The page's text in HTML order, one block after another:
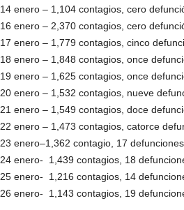
14 enero – 1,104 contagios, cero
16 enero – 2,370 contagios, cero
17 enero – 1,779 contagios, cinco
18 enero – 1,848 contagios, once
19 enero – 1,625 contagios, once
20 enero – 1,532 contagios, nueve
21 enero – 1,549 contagios, doce
22 enero – 1,473 contagios, catorce
23 enero–1,362 contagio, 17 defunciones
24 enero- 1,439 contagios, 18
25 enero- 1,216 contagios, 14
26 enero- 1,143 contagios, 19